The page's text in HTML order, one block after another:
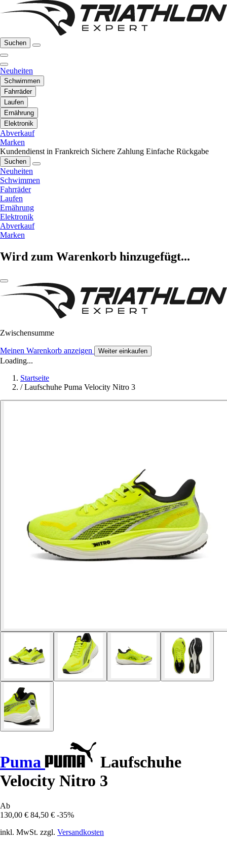
Suchen
Neuheiten
Schwimmen
Fahrräder
Laufen
Ernährung
Elektronik
Abverkauf
Marken
Kundendienst in Frankreich Sichere Zahlung Einfache Rückgabe
Suchen
Neuheiten
Schwimmen
Fahrräder
Laufen
Ernährung
Elektronik
Abverkauf
Marken
Wird zum Warenkorb hinzugefügt...
Zwischensumme
Meinen Warenkorb anzeigen Weiter einkaufen
Loading...
Startseite
/ Laufschuhe Puma Velocity Nitro 3
Puma
Laufschuhe
Velocity Nitro 3
Ab
130,00 € 84,50 € -35%
inkl. MwSt. zzgl. Versandkosten